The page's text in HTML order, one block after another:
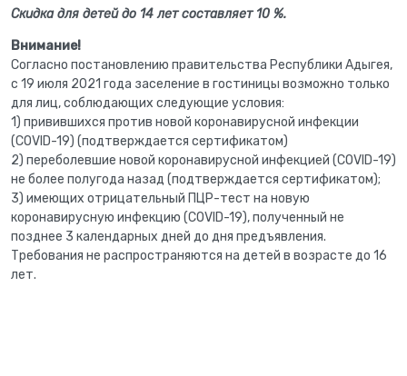
Скидка для детей до 14 лет составляет 10 %.
Внимание!
Согласно постановлению правительства Республики Адыгея,
с 19 июля 2021 года заселение в гостиницы возможно только
для лиц, соблюдающих следующие условия:
1) привившихся против новой коронавирусной инфекции
(COVID-19) (подтверждается сертификатом)
2) переболевшие новой коронавирусной инфекцией (COVID-19)
не более полугода назад (подтверждается сертификатом);
3) имеющих отрицательный ПЦР-тест на новую
коронавирусную инфекцию (COVID-19), полученный не
позднее 3 календарных дней до дня предъявления.
Требования не распространяются на детей в возрасте до 16
лет.